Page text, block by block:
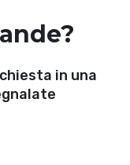
in una